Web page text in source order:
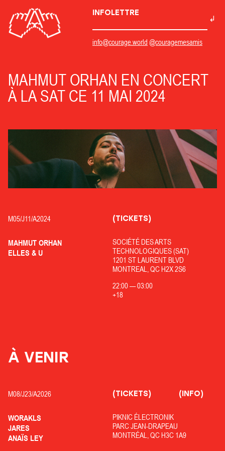
INFOLETTRE
info@courage.world @couragemesamis
MAHMUT ORHAN EN CONCERT
À LA SAT CE 11 MAI 2024
M05/J11/A2024
MAHMUT ORHAN
ELLES & U
SOCIÉTÉ DES ARTS
TECHNOLOGIQUES (SAT)
1201 ST LAURENT BLVD
MONTREAL, QC H2X 2S6
22:00—03:00
+18
(TICKETS)
À VENIR
M08/J23/A2026
WORAKLS
JARES
ANAÏS LEY
PIKNIC ÉLECTRONIK
PARC JEAN-DRAPEAU
MONTRÉAL, QC H3C 1A9
(TICKETS) (INFO)